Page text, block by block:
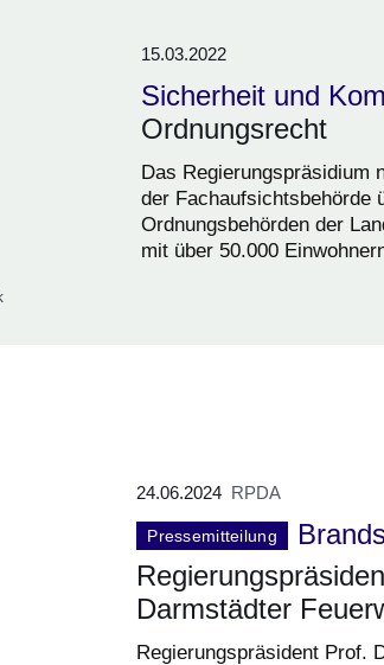
15.03.2022
Sicherheit und
Ordnungsrecht
Das Regierungspräsidium
der Fachaufsichtsbehörde
Ordnungsbehörden der
mit über 50.000
24.06.2024 RPDA
Pressemitteilung
Darmstädter
Regierungspräsident Prof.